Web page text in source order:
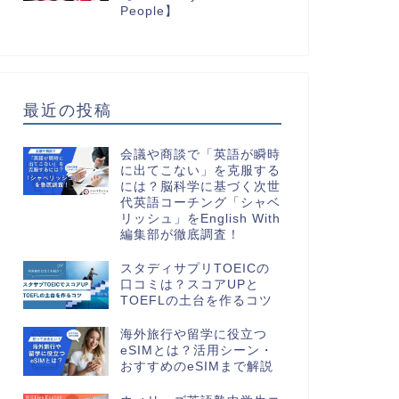
People】
最近の投稿
会議や商談で「英語が瞬時
に出てこない」を克服する
には？脳科学に基づく次世
代英語コーチング「シャベ
リッシュ」をEnglish With
編集部が徹底調査！
スタディサプリTOEICの
口コミは？スコアUPと
TOEFLの土台を作るコツ
海外旅行や留学に役立つ
eSIMとは？活用シーン・
おすすめのeSIMまで解説